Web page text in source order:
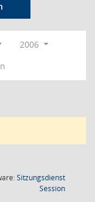
2006
Sitzungsdienst
Session(Wird in